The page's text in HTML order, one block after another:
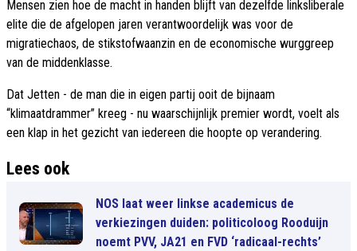
Mensen zien hoe de macht in handen blijft van dezelfde linksliberale
elite die de afgelopen jaren verantwoordelijk was voor de
migratiechaos, de stikstofwaanzin en de economische wurggreep
van de middenklasse.
Dat Jetten - de man die in eigen partij ooit de bijnaam
“klimaatdrammer” kreeg - nu waarschijnlijk premier wordt, voelt als
een klap in het gezicht van iedereen die hoopte op verandering.
Lees ook
NOS laat weer linkse academicus de
verkiezingen duiden: politicoloog Rooduijn
noemt PVV, JA21 en FVD ‘radicaal-rechts’